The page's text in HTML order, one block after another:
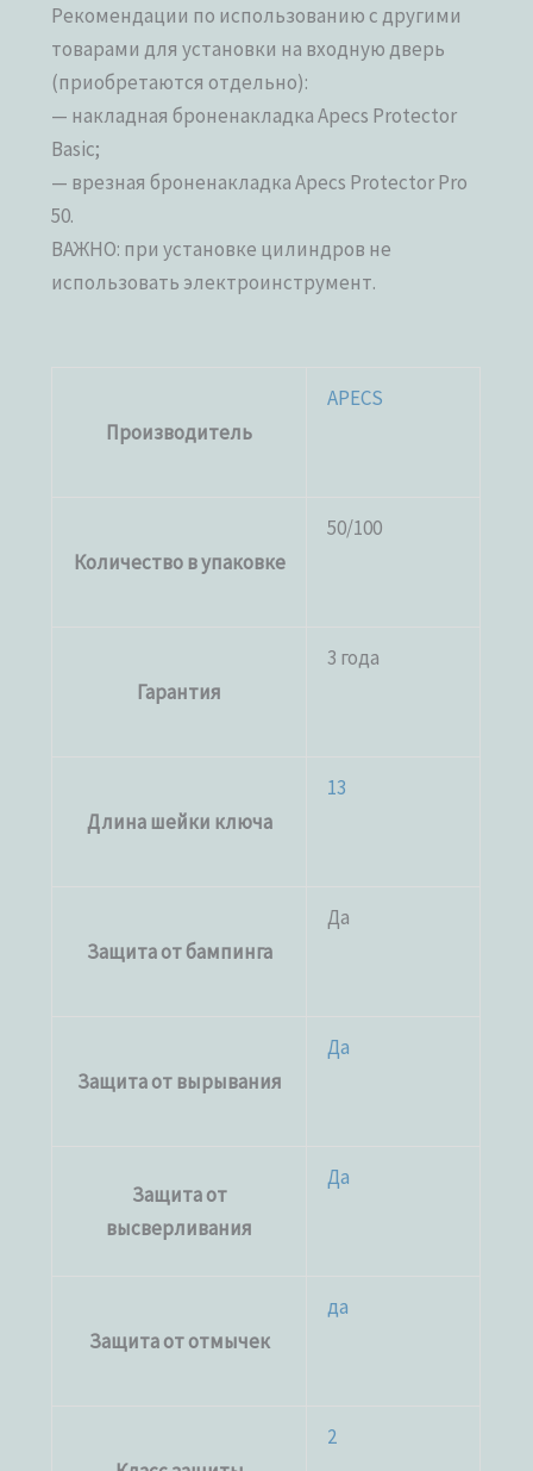
Рекомендации по использованию с другими
товарами для установки на входную дверь
(приобретаются отдельно):
— накладная броненакладка Apecs Protector
Basic;
— врезная броненакладка Apecs Protector Pro
50.
ВАЖНО: при установке цилиндров не
использовать электроинструмент.
Производитель
APECS
Количество в упаковке
50/100
Гарантия
3 года
Длина шейки ключа
13
Защита от бампинга
Да
Защита от вырывания
Да
Защита от
высверливания
Да
Защита от отмычек
да
2